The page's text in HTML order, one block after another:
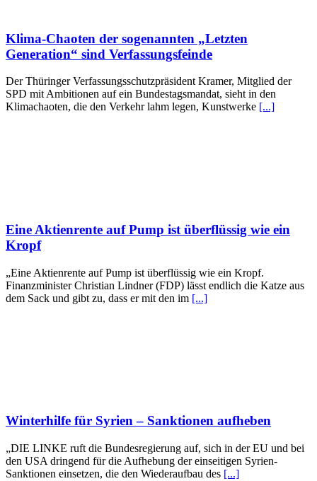
Klima-Chaoten der sogenannten „Letzten
Generation“ sind Verfassungsfeinde
Der Thüringer Verfassungsschutzpräsident Kramer, Mitglied der
SPD mit Ambitionen auf ein Bundestagsmandat, sieht in den
Klimachaoten, die den Verkehr lahm legen, Kunstwerke [...]
Eine Aktienrente auf Pump ist überflüssig wie ein
Kropf
„Eine Aktienrente auf Pump ist überflüssig wie ein Kropf.
Finanzminister Christian Lindner (FDP) lässt endlich die Katze aus
dem Sack und gibt zu, dass er mit den im [...]
Winterhilfe für Syrien – Sanktionen aufheben
„DIE LINKE ruft die Bundesregierung auf, sich in der EU und bei
den USA dringend für die Aufhebung der einseitigen Syrien-
Sanktionen einsetzen, die den Wiederaufbau des [...]